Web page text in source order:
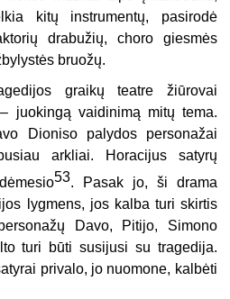
kitų instrumentų, pasirodė
drabužių, choro giesmės
bruožų.
graikų teatre žiūrovai
juokingą vaidinimą mitų tema.
Dioniso palydos personažai
arkliai. Horacijus satyrų
53. Pasak jo, ši drama
lygmens, jos kalba turi skirtis
Davo, Pitijo, Simono
turi būti susijusi su tragedija.
privalo, jo nuomone, kalbėti